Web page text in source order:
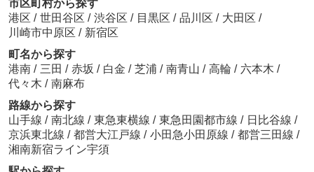
市区町村から探す
港区 / 世田谷区 / 渋谷区 / 目黒区 / 品川区 / 大田区 /
川崎市中原区 / 新宿区
町名から探す
港南 / 三田 / 赤坂 / 白金 / 芝浦 / 南青山 / 高輪 / 六本木 /
代々木 / 南麻布
路線から探す
山手線 / 南北線 / 東急東横線 / 東急田園都市線 / 日比谷線 /
京浜東北線 / 都営大江戸線 / 小田急小田原線 / 都営三田線 /
湘南新宿ライン宇須